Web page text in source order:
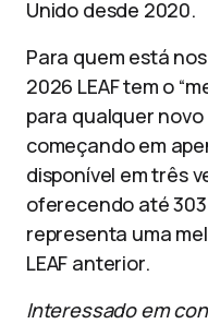
Unido desde 2020.
Para quem está
2026 LEAF tem o
para qualquer novo
começando em
disponível em três
oferecendo até
representa uma
LEAF anterior.
Interessado em